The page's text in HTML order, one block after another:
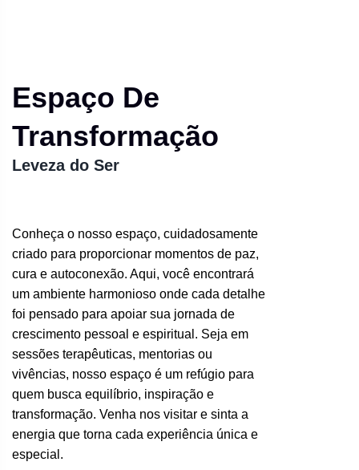
Espaço De
Transformação
Leveza do Ser
Conheça o nosso espaço, cuidadosamente
criado para proporcionar momentos de paz,
cura e autoconexão. Aqui, você encontrará
um ambiente harmonioso onde cada detalhe
foi pensado para apoiar sua jornada de
crescimento pessoal e espiritual. Seja em
sessões terapêuticas, mentorias ou
vivências, nosso espaço é um refúgio para
quem busca equilíbrio, inspiração e
transformação. Venha nos visitar e sinta a
energia que torna cada experiência única e
especial.